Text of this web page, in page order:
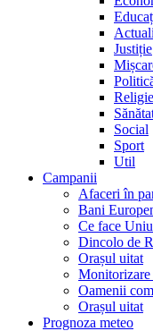
Justiție
Religie
Social
Sport
Util
Campanii
Afaceri în
Bani
Ce face
Dincolo de
Orașul uitat
Monitorizare
Oamenii
Orașul uitat
Prognoza meteo